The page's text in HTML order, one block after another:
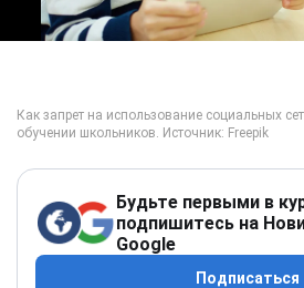
Будьте первыми в
подпишитесь на
Google
Подписаться